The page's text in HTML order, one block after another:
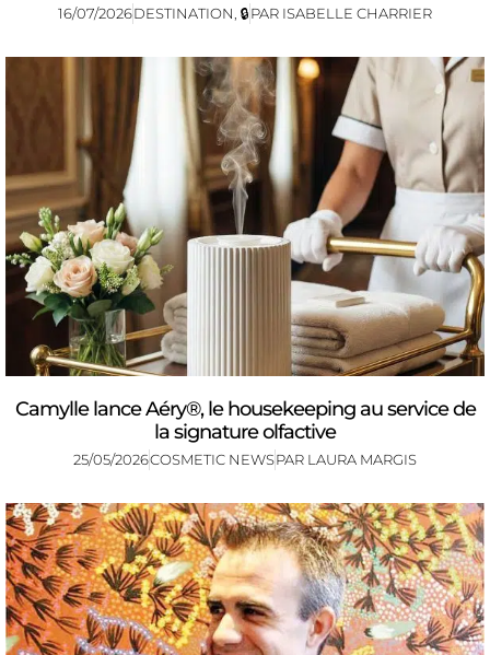
16/07/2026DESTINATION 🔒PAR ISABELLE CHARRIER
Camylle lance Aéry®, le housekeeping au service de
la signature olfactive
25/05/2026COSMETIC NEWSPAR LAURA MARGIS